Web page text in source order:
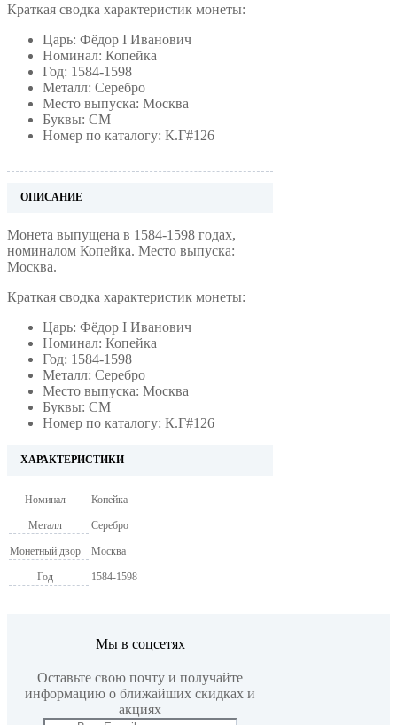
Краткая сводка характеристик монеты:
Царь: Фёдор I Иванович
Номинал: Копейка
Год: 1584-1598
Металл: Серебро
Место выпуска: Москва
Буквы: СМ
Номер по каталогу: К.Г#126
ОПИСАНИЕ
Монета выпущена в 1584-1598 годах,
номиналом Копейка. Место выпуска:
Москва.
Краткая сводка характеристик монеты:
Царь: Фёдор I Иванович
Номинал: Копейка
Год: 1584-1598
Металл: Серебро
Место выпуска: Москва
Буквы: СМ
Номер по каталогу: К.Г#126
ХАРАКТЕРИСТИКИ
Номинал Копейка
Металл Серебро
Монетный двор Москва
Год 1584-1598
Мы в соцсетях
Оставьте свою почту и получайте
информацию о ближайших скидках и
акциях